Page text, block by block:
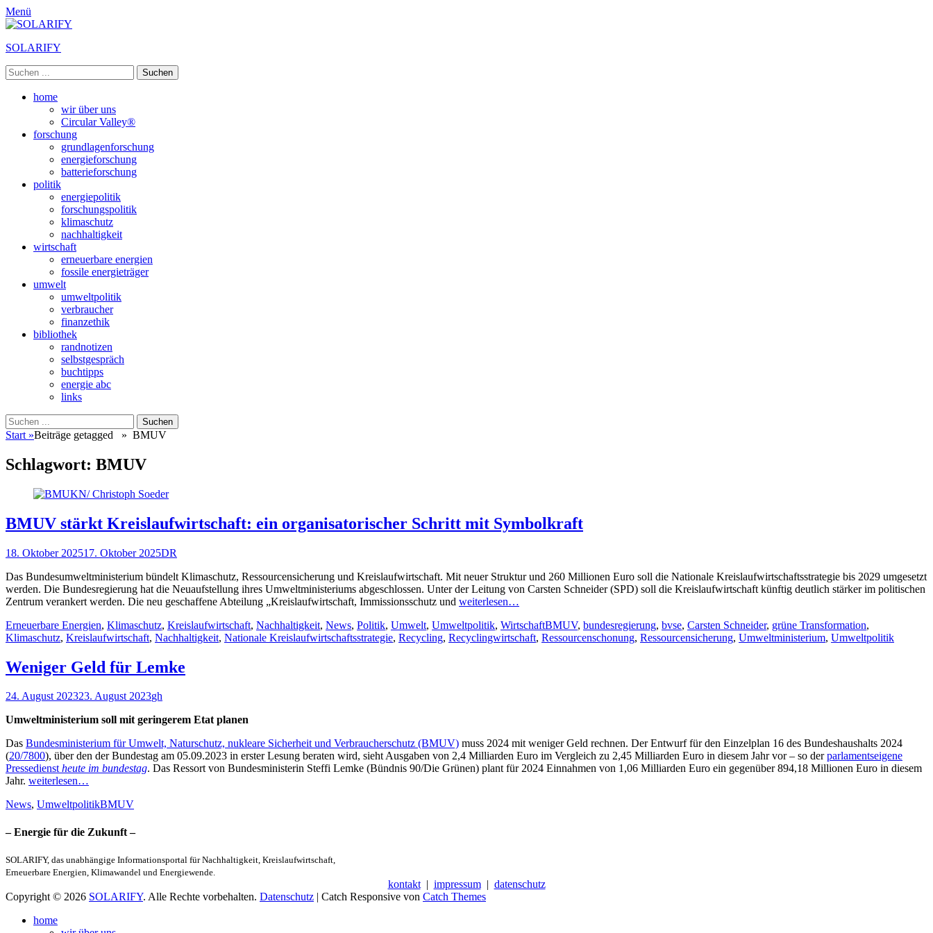
Menü
SOLARIFY
Suchen
nach:
Primäres
Zum
home
wir über uns
Circular Valley®
forschung
grundlagenforschung
energieforschung
batterieforschung
politik
energiepolitik
forschungspolitik
klimaschutz
nachhaltigkeit
wirtschaft
erneuerbare energien
fossile energieträger
umwelt
umweltpolitik
verbraucher
finanzethik
bibliothek
randnotizen
selbstgespräch
buchtipps
energie abc
links
Suchen
Suchen
nach:
Start »Beiträge getagged » BMUV
Schlagwort: BMUV
BMUV stärkt Kreislaufwirtschaft: ein organisatorischer Schritt mit Symbolkraft
Veröffentlicht
18. Oktober 202517. Oktober 2025Autor
DR
Das Bundesumweltministerium bündelt Klimaschutz, Ressourcensicherung und Kreislaufwirtschaft. Mit neuer Struktur und 260 Millionen Euro soll die Nationale Kreislaufwirtschaftsstrategie bis 2029 umgesetzt
werden. Die Bundesregierung hat die Neuaufstellung ihres Umweltministeriums abgeschlossen. Unter der Leitung von Carsten Schneider (SPD) soll die Kreislaufwirtschaft künftig deutlich stärker im politischen
Zentrum verankert werden. Die neu geschaffene Abteilung „Kreislaufwirtschaft, Immissionsschutz und weiterlesen…
Kategorien
Erneuerbare Energien, Klimaschutz, Kreislaufwirtschaft, Nachhaltigkeit, News, Politik, Umwelt, Umweltpolitik, WirtschaftSchlagworte
BMUV, bundesregierung, bvse, Carsten Schneider, grüne Transformation,
Klimaschutz, Kreislaufwirtschaft, Nachhaltigkeit, Nationale Kreislaufwirtschaftsstrategie, Recycling, Recyclingwirtschaft, Ressourcenschonung, Ressourcensicherung, Umweltministerium, Umweltpolitik
Weniger Geld für Lemke
Veröffentlicht
24. August 202323. August 2023Autor
gh
Umweltministerium soll mit geringerem Etat planen
Das Bundesministerium für Umwelt, Naturschutz, nukleare Sicherheit und Verbraucherschutz (BMUV) muss 2024 mit weniger Geld rechnen. Der Entwurf für den Einzelplan 16 des Bundeshaushalts 2024
(20/7800), über den der Bundestag am 05.09.2023 in erster Lesung beraten wird, sieht Ausgaben von 2,4 Milliarden Euro im Vergleich zu 2,45 Milliarden Euro in diesem Jahr vor – so derparlamentseigene
Pressedienstheute im bundestag. Das Ressort von Bundesministerin Steffi Lemke (Bündnis 90/Die Grünen) plant für 2024 Einnahmen von 1,06 Milliarden Euro ein gegenüber 894,18 Millionen Euro in diesem
Jahr. weiterlesen…
Kategorien
News, UmweltpolitikSchlagworte
BMUV
– Energie für die Zukunft –
SOLARIFY, das unabhängige Informationsportal für Nachhaltigkeit, Kreislaufwirtschaft,
Erneuerbare Energien, Klimawandel und Energiewende.
kontakt| impressum| datenschutz
Copyright © 2026 SOLARIFY. Alle Rechte vorbehalten. Datenschutz | Catch Responsive von Catch Themes
oben
home